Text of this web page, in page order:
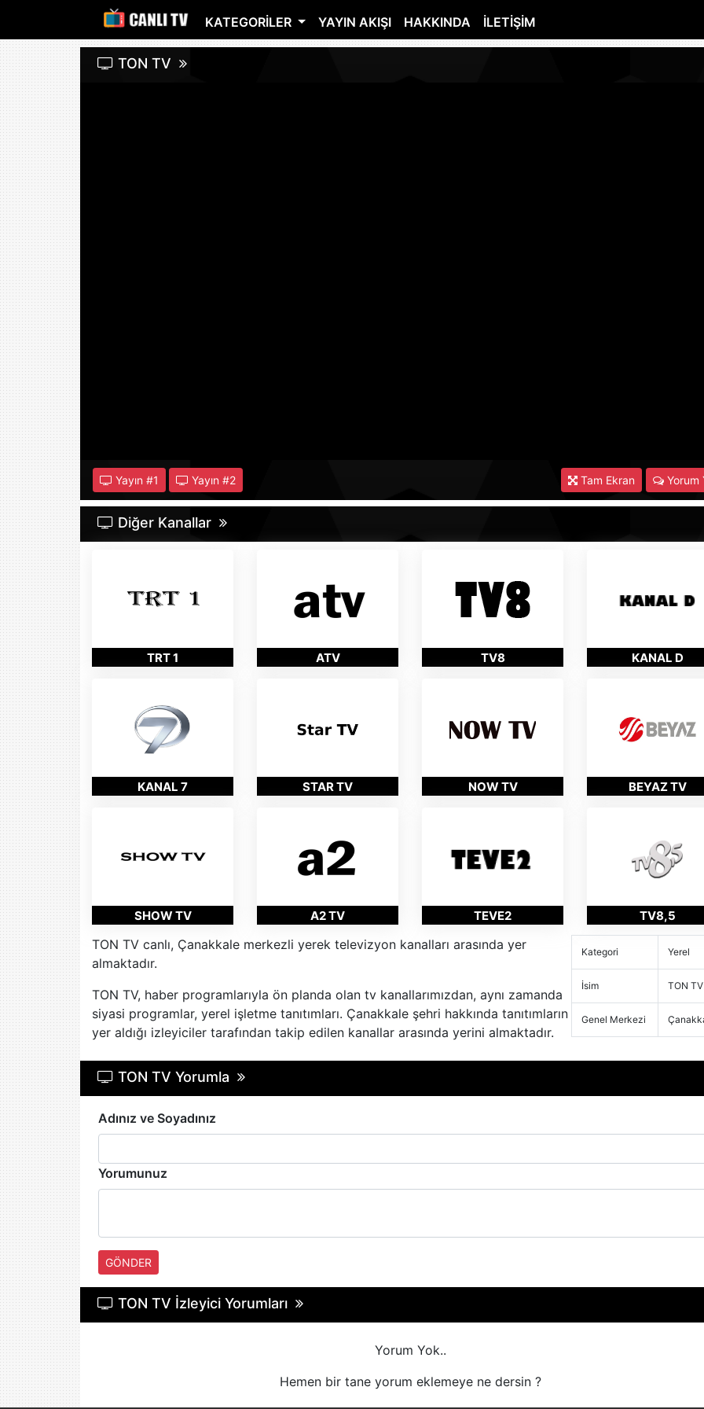
KATEGORILER YAYIN AKIŞI HAKKINDA İLETIŞIM
TON TV
Yayın #1 Yayın #2 Tam Ekran Yorum
Diğer Kanallar
TRT 1 ATV TV8 KANAL D
KANAL 7 STAR TV NOW TV BEYAZ TV
SHOW TV A2 TV TEVE2 TV8,5
Kategori Yerel
İsim TON TV
Genel Merkezi
TON TV canlı, Çanakkale merkezli yerek televizyon kanalları arasında yer
almaktadır.
TON TV, haber programlarıyla ön planda olan tv kanallarımızdan, aynı zamanda
siyasi programlar, yerel işletme tanıtımları. Çanakkale şehri hakkında tanıtımların
yer aldığı izleyiciler tarafından takip edilen kanallar arasında yerini almaktadır.
TON TV Yorumla
Adınız ve Soyadınız
Yorumunuz
GÖNDER
TON TV İzleyici Yorumları
Yorum Yok..
Hemen bir tane yorum eklemeye ne dersin ?